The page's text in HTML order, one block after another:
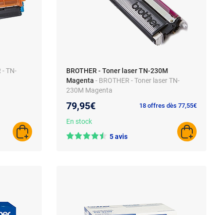
- TN-
AJOUTER AU PANIER
BROTHER - Toner laser TN-230M
Magenta - BROTHER - Toner laser TN-
230M Magenta
79,95€ 18 offres dès 77,55€
En stock
5 avis
AJOUTER